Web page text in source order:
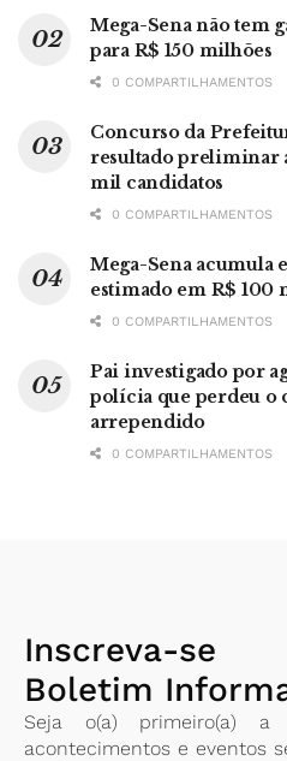
Mega-Sena não tem
para R$ 150 milhões
0 COMPARTILHAMENTOS
Concurso da
resultado preliminar
mil candidatos
0 COMPARTILHAMENTOS
Mega-Sena acumula
estimado em R$ 100
0 COMPARTILHAMENTOS
Pai investigado por
polícia que perdeu o
arrependido
0 COMPARTILHAMENTOS
Inscreva-
Boletim
Seja o(a) primeiro(a) a
acontecimentos e eventos